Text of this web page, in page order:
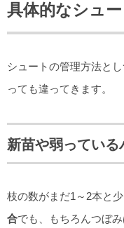
具体的なシュ
シュートの管理方法と
っても違ってきます。
新苗や弱っている
枝の数がまだ1～2本と
合でも、もちろんつぼ